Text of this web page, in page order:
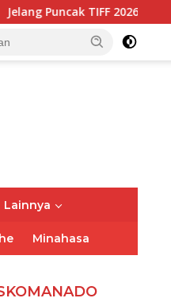
Polisi Perketat
Lainnya
Minahasa